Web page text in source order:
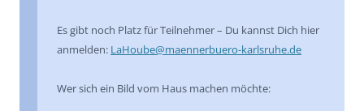
Es gibt noch Platz für Teilnehmer – Du kannst Dich hier
anmelden: LaHoube@maennerbuero-karlsruhe.de
Wer sich ein Bild vom Haus machen möchte: